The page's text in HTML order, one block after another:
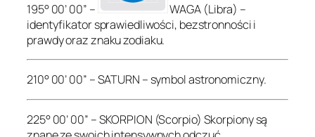
195° 00’ 00” –
WAGA (Libra) –
identyfikator sprawiedliwości, bezstronności i
prawdy oraz znaku zodiaku.
210° 00’ 00” – SATURN – symbol astronomiczny.
225° 00’ 00” – SKORPION (Scorpio) Skorpiony są